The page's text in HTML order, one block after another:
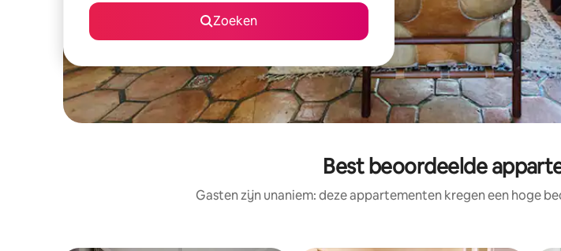
Zoeken
Best beoordeelde
Gasten zijn unaniem: deze appartementen kregen een hoge